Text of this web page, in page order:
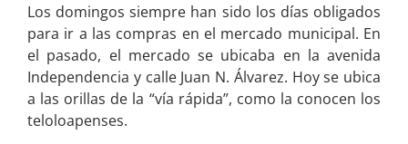
Los domingos siempre han sido los días obligados
para ir a las compras en el mercado municipal. En
el pasado, el mercado se ubicaba en la avenida
Independencia y calle Juan N. Álvarez. Hoy se ubica
a las orillas de la “vía rápida”, como la conocen los
teloloapenses.